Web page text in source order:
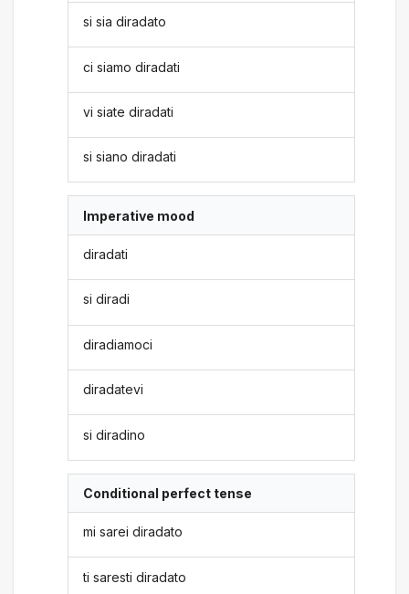
si sia diradato
ci siamo diradati
vi siate diradati
si siano diradati
Imperative mood
diradati
si diradi
diradiamoci
diradatevi
si diradino
Conditional perfect tense
mi sarei diradato
ti saresti diradato